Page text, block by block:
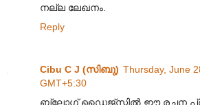
നല്ല ലേഖനം.
Reply
Cibu C J (സിബു) Thursday, June
GMT+5:30
ബ്ലോഗ് ഡൈജ്സ്റ്റില്‍ ഈ രചന